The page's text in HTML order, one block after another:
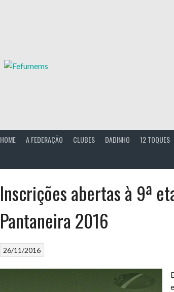
HOME A FEDERAÇÃO CLUBES DADINHO 12 TOQUES
Inscrições abertas à 9ª
Pantaneira 2016
26/11/2016